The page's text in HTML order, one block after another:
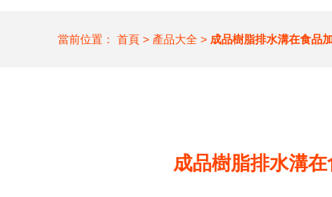
當前位置： 首頁 > 產品大全 > 成品樹脂排水溝在食品
成品樹脂排水溝